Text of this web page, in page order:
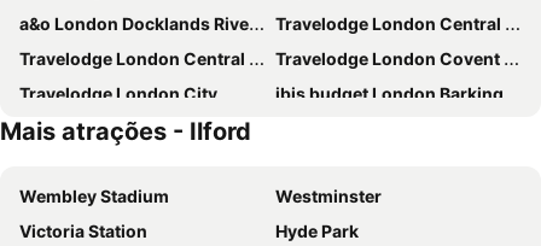
a&o London Docklands Riverside
Travelodge London Central Elephant and Castle
Travelodge London Central City Road
Travelodge London Covent Garden
Travelodge London City
ibis budget London Barking
Travelodge London Central Kings Cross
Park Grand Paddington Court
Copthorne Tara Hotel London Kensington
Travelodge London Liverpool Street
Park Grand Hyde Park
Mais atrações - Ilford
Wembley Stadium
Westminster
Victoria Station
Hyde Park